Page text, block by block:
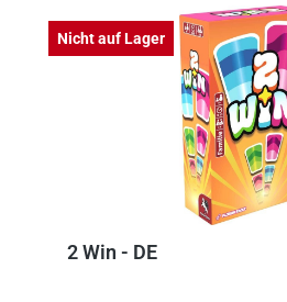
Nicht auf Lager
2 Win - DE